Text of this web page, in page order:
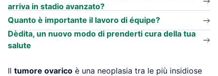
arriva in stadio avanzato?
Quanto è importante il lavoro di équipe?
Dèdita, un nuovo modo di prenderti cura della tua
salute
Il tumore ovarico è una neoplasia tra le più insidiose